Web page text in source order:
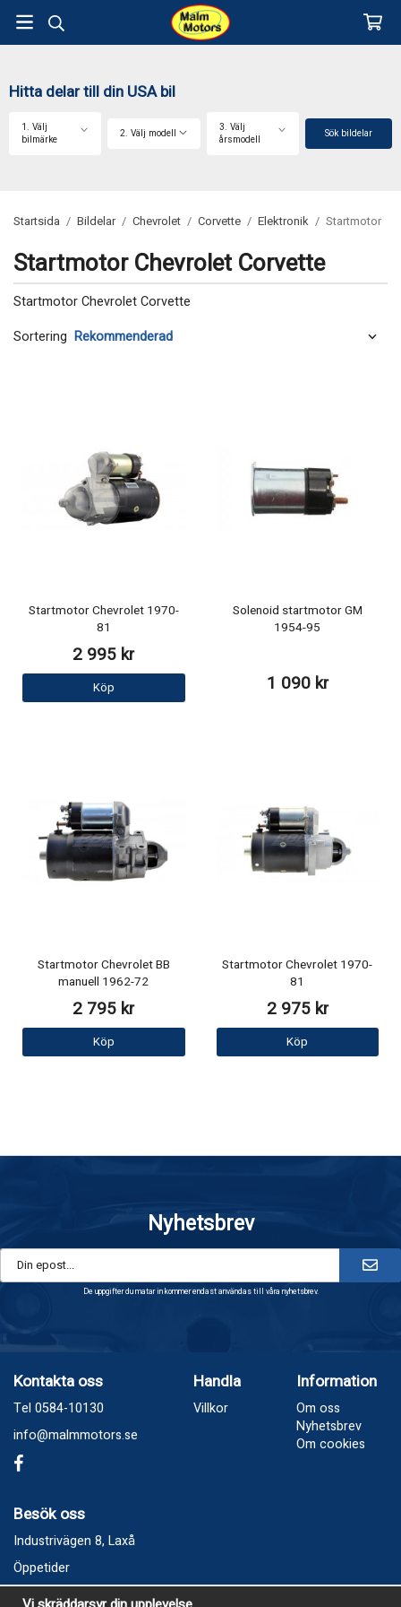
Hitta delar till din USA bil
1. Välj
bilmärke
2. Välj modell
3. Välj
årsmodell
Sök bildelar
Startsida / Bildelar / Chevrolet / Corvette / Elektronik / Startmotor
Startmotor Chevrolet Corvette
Startmotor Chevrolet Corvette
Sortering
Startmotor Chevrolet 1970-
81
2 995 kr
Köp
Solenoid startmotor GM
1954-95
1 090 kr
Startmotor Chevrolet BB
manuell 1962-72
2 795 kr
Köp
Startmotor Chevrolet 1970-
81
2 975 kr
Köp
Nyhetsbrev
De uppgifter du matar in kommer endast användas till våra nyhetsbrev.
Kontakta oss
Tel 0584-10130
info@malmmotors.se
Handla
Villkor
Information
Om oss
Nyhetsbrev
Om cookies
Besök oss
Industrivägen 8, Laxå
Öppetider
Vecka 32